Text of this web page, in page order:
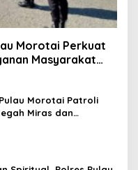
Morotai Perkuat
Masyarakat
Morotai Patroli
Miras dan